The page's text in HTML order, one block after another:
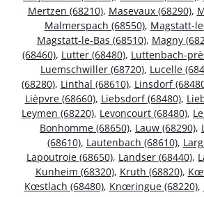
Mertzen (68210), Masevaux (68290),
Malmerspach (68550), Magstatt-
Magstatt-le-Bas (68510), Magny
(68460), Lutter (68480), Luttenbach-
Luemschwiller (68720), Lucelle
(68280), Linthal (68610), Linsdorf
Lièpvre (68660), Liebsdorf (68480),
Leymen (68220), Levoncourt (68480),
Bonhomme (68650), Lauw (68290),
(68610), Lautenbach (68610),
Lapoutroie (68650), Landser (68440),
Kunheim (68320), Kruth (68820),
Kœstlach (68480), Knœringue (68220),